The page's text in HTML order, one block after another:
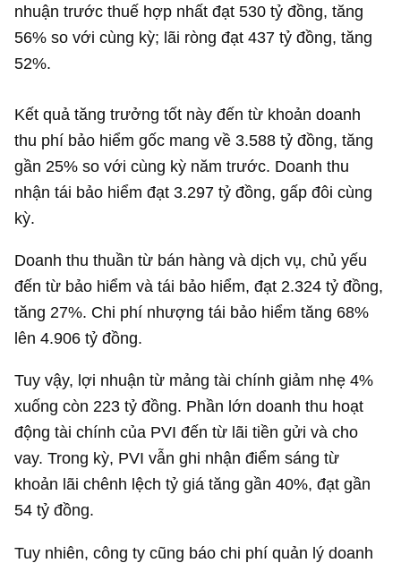
nhuận trước thuế hợp nhất đạt530 tỷ đồng, tăng
56% so với cùng kỳ; lãi ròng đạt437 tỷ đồng, tăng
52%.
Kết quả tăng trưởng tốt này đến từ khoản doanh
thu phí bảo hiểm gốc mang về 3.588 tỷ đồng, tăng
gần 25% so với cùng kỳ năm trước. Doanh thu
nhận tái bảo hiểm đạt 3.297 tỷ đồng, gấp đôi cùng
kỳ.
Doanh thu thuần từ bán hàng và dịch vụ, chủ yếu
đến từ bảo hiểm và tái bảo hiểm, đạt 2.324 tỷ đồng,
tăng 27%. Chi phí nhượng tái bảo hiểm tăng 68%
lên4.906 tỷ đồng.
Tuy vậy, lợi nhuận từ mảng tài chính giảm nhẹ 4%
xuống còn 223 tỷ đồng. Phần lớn doanh thu hoạt
động tài chính của PVI đến từ lãi tiền gửi và cho
vay. Trong kỳ, PVI vẫn ghi nhận điểm sáng từ
khoản lãi chênh lệch tỷ giá tăng gần 40%, đạt gần
54 tỷ đồng.
Tuy nhiên, công ty cũng báo chi phí quản lý doanh